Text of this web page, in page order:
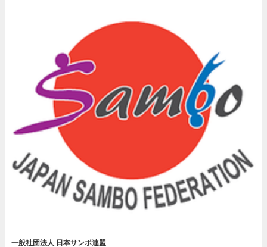
一般社団法人 日本サンボ連盟